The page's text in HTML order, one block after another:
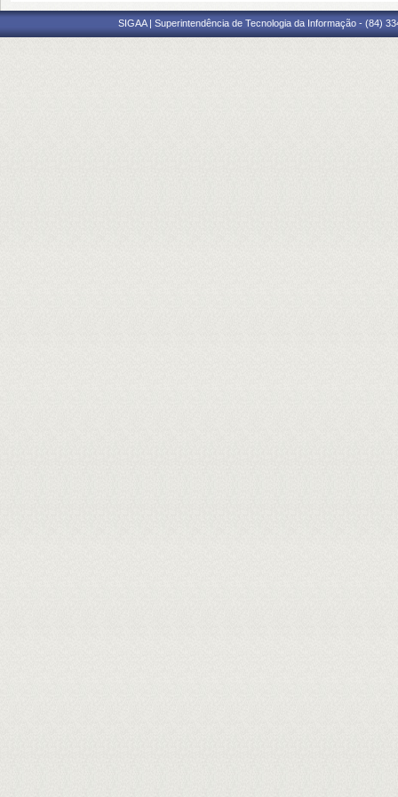
SIGAA | Superintendência de Tecnologia da Informação - (84)